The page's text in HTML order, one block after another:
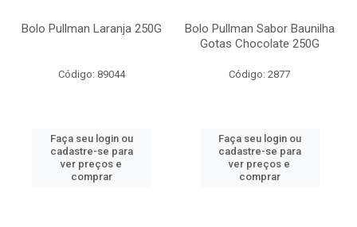
Bolo Pullman Laranja 250G
Código: 89044
Faça seu login ou
cadastre-se para
ver preços e
comprar
Bolo Pullman Sabor Baunilha
Gotas Chocolate 250G
Código: 2877
Faça seu login ou
cadastre-se para
ver preços e
comprar